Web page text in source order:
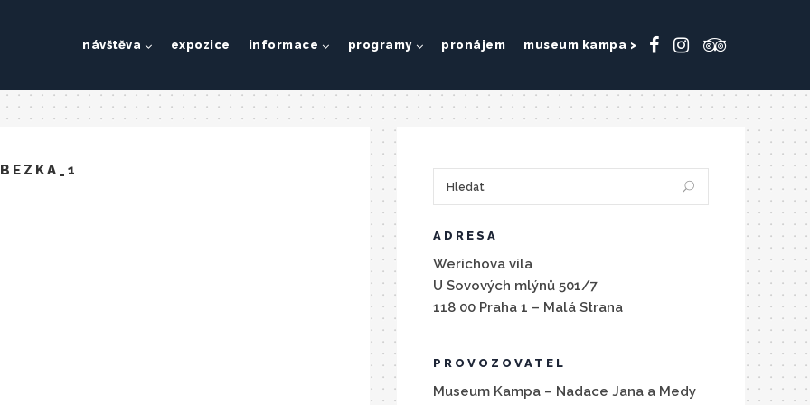
návštěva expozice informace programy pronájem museum kampa >
ADRESA
Werichova vila
U Sovových mlýnů 501/7
118 00 Praha 1 – Malá Strana
PROVOZOVATEL
Museum Kampa – Nadace Jana a Medy